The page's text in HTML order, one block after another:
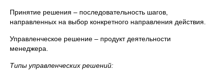
Принятие решения – последовательность шагов,
направленных на выбор конкретного направления действия.
Управленческое решение – продукт деятельности
менеджера.
Типы управленческих решений: